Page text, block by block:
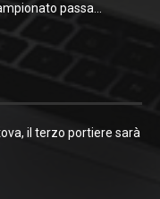
passa...
il terzo portiere sarà